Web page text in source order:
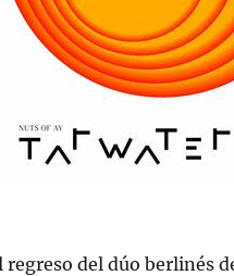
regreso del dúo berlinés